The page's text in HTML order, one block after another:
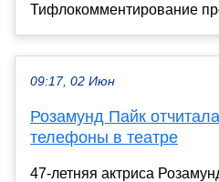
Тифлокомментирование
09:17, 02 Июн
Розамунд Пайк
телефоны в театре
47-летняя актриса